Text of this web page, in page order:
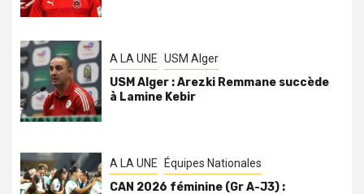
A LA UNE USM Alger
USM Alger : Arezki Remmane succède
à Lamine Kebir
A LA UNE Équipes Nationales
CAN 2026 féminine (Gr A-J3) :